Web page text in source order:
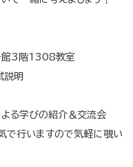
館3階1308教室
説明
る学びの紹介＆交流会
いますので気軽に覗い